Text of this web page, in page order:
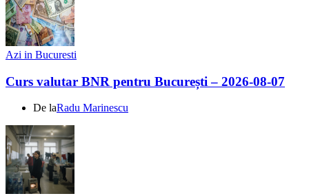
Azi in Bucuresti
Curs valutar BNR pentru București – 2026-08-07
De laRadu Marinescu